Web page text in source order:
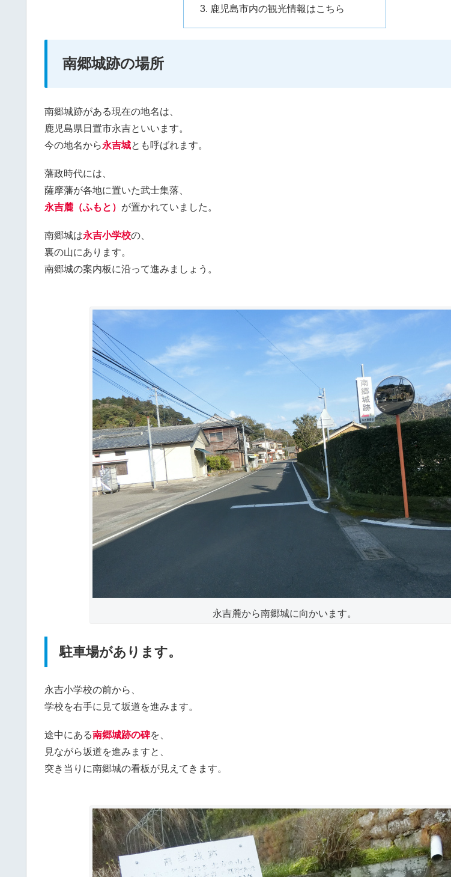
鹿児島市内の観光情報はこちら
南郷城跡の場所
南郷城跡がある現在の地名は、
鹿児島県日置市永吉といいます。
今の地名から永吉城とも呼ばれます。
藩政時代には、
薩摩藩が各地に置いた武士集落、
永吉麓（ふもと） が置かれていました。
南郷城は永吉小学校の、
裏の山にあります。
南郷城の案内板に沿って進みましょう。
永吉麓から南郷城に向かいます。
駐車場があります。
永吉小学校の前から、
学校を右手に見て坂道を進みます。
途中にある南郷城跡の碑を、
見ながら坂道を進みますと、
突き当りに南郷城の看板が見えてきます。